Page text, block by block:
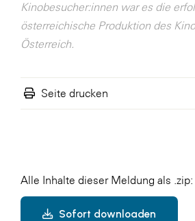
Kinobesucher:innen war es die
österreichische Produktion des
Österreich.
Seite drucken
Alle Inhalte dieser Meldung als .zip:
Sofort downloaden